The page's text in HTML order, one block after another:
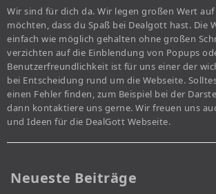
Wir sind für dich da. Wir legen großen Wert
möchten, dass du Spaß bei Dealgott hast. Die
einfach wie möglich gehalten ohne großen
verzichten auf die Einblendung von Popups
Benutzerfreundlichkeit ist für uns einer der
bei Entscheidung rund um die Webseite.
einen Fehler finden, zum Beispiel bei der
dann kontaktiere uns gerne. Wir freuen uns
und Ideen für die DealGott Webseite.
Neueste Beiträge